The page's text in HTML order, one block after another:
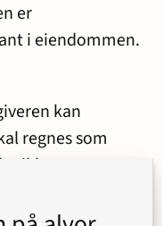
er
i eiendommen.
kan
regnes som
ikke er